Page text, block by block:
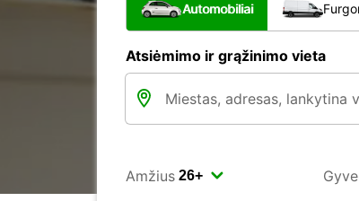
Automobiliai
Atsiėmimo ir grąžinimo vieta
Amžius